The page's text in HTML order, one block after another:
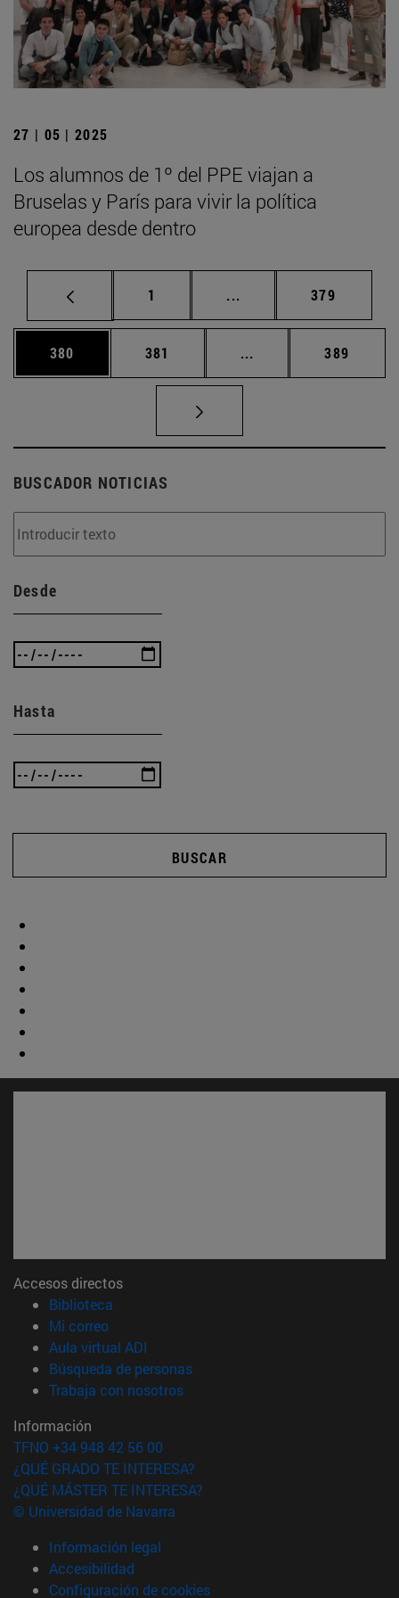
27 | 05 | 2025
Los alumnos de 1º del PPE viajan a
Bruselas y París para vivir la política
europea desde dentro
Página
1 ... Páginas intermedias
Página
379
Página
380 Página
381 ... Páginas intermedias
Página
389
BUSCADOR NOTICIAS
Desde
Hasta
BUSCAR
Accesos directos
Biblioteca
Mi correo(abre en nueva ventana)
Aula virtual ADI
Búsqueda de personas(abre en nueva ventana)
Trabaja con nosotros(abre en nueva ventana)
Información
TFNO +34 948 42 56 00
¿QUÉ GRADO TE INTERESA?
¿QUÉ MÁSTER TE INTERESA?
© Universidad de Navarra
Información legal
Accesibilidad
Configuración de cookies